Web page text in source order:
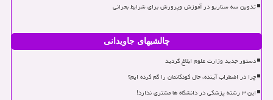
تدوین سه سناریو در آموزش وپرورش برای شرایط بحرانی
چالشیهای جاویدانی
دستور جدید وزارت علوم ابلاغ گردید
چرا در اضطراب آینده، حال کودکانمان را گم کرده ایم؟
این ۳ رشته پزشکی در دانشگاه ها مشتری ندارد!